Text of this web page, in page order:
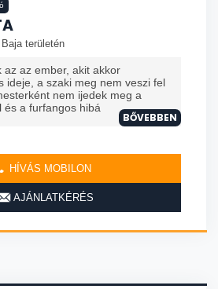
területén
az az ember, akit akkor
ideje, a szaki meg nem veszi fel
nem ijedek meg a
és a furfangos hibá
BŐVEBBEN
HÍVÁS MOBILON
AJÁNLATKÉRÉS